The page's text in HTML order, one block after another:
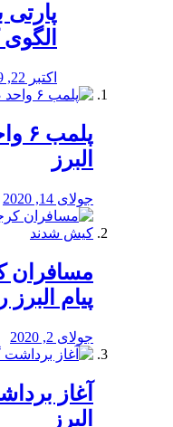
اکتبر 22, 2019
البرز
جولای 14, 2020
مسافران
پیام
جولای 2, 2020
آغاز
البرز